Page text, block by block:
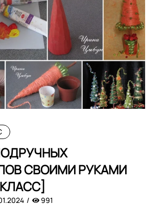
СВОИМИ РУКАМИ
991